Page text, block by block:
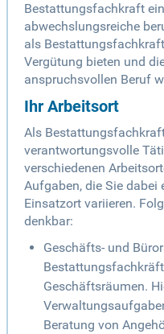
Bestattungsfachkraft
abwechslungsreiche
als
Vergütung bieten und
anspruchsvollen Beruf
Ihr Arbeitsort
Als
verantwortungsvolle
verschiedenen
Aufgaben, die Sie dabei
Einsatzort variieren.
denkbar:
Geschäfts- und
Geschäftsräumen.
Beratung von